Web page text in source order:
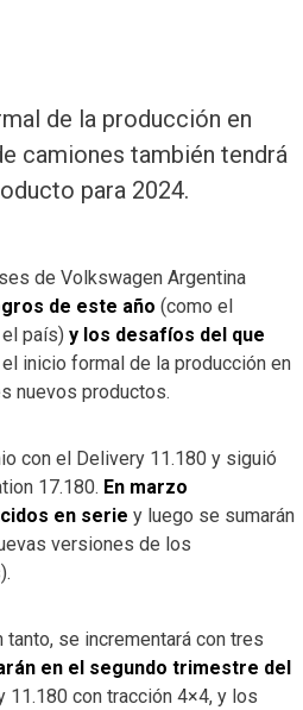
de la producción en
camiones también tendrá
para 2024.
de Volkswagen Argentina
de este año (como el
país) y los desafíos del que
inicio formal de la producción en
nuevos productos.
con el Delivery 11.180 y siguió
17.180. En marzo
en serie y luego se sumarán
versiones de los
tanto, se incrementará con tres
en el segundo trimestre del
11.180 con tracción 4×4, y los